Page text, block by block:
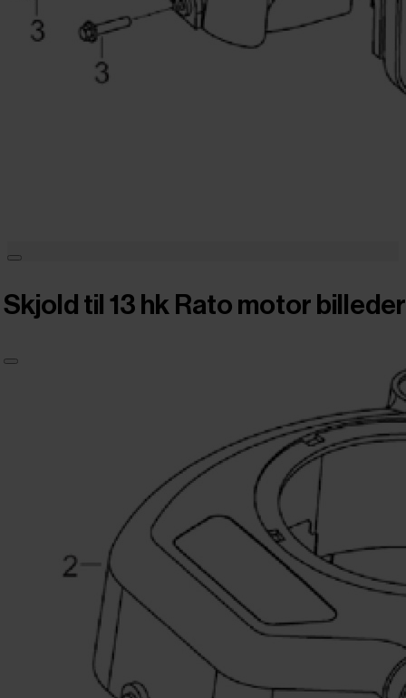
Skjold til 13 hk Rato motor billeder